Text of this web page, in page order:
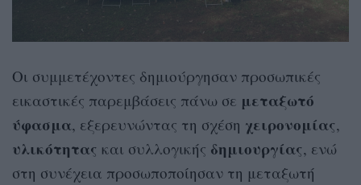
Οι συμμετέχοντες δημιούργησαν προσωπικές
εικαστικές παρεμβάσεις πάνω σε μεταξωτό
ύφασμα, εξερευνώντας τη σχέση χειρονομίας,
υλικότητας και συλλογικής δημιουργίας, ενώ
στη συνέχεια προσωποποίησαν τη μεταξωτή